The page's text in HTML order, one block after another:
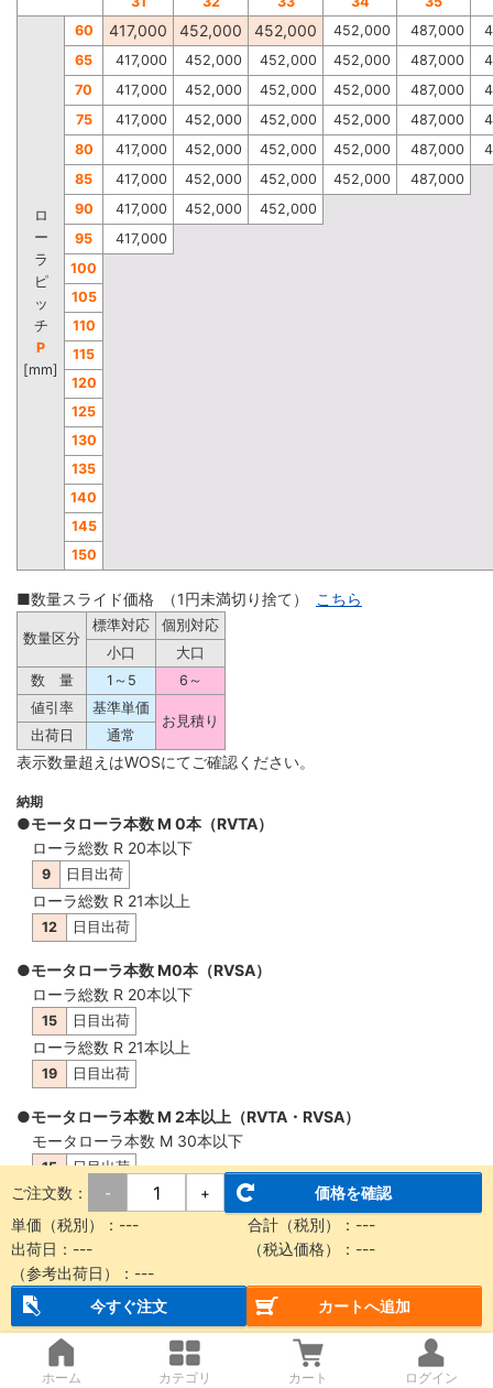
ロ
ー
ラ
ピ
ッ
チ
P
[mm]
60 417,000 452,000 452,000 452,000 487,000
65
417,000 452,000 452,000 452,000 487,000
70
417,000 452,000 452,000 452,000 487,000
75
417,000 452,000 452,000 452,000 487,000
80
417,000 452,000 452,000 452,000 487,000
85
417,000 452,000 452,000 452,000
487,000
90
417,000 452,000
452,000
95
417,000
100
105
110
115
120
125
130
135
140
145
150
■数量スライド価格 （1円未満切り捨て） こちら
数量区分
標準対応
個別対応
小口
大口
数 量
1～5
6～
値引率
基準単価
お見積り
出荷日
通常
表示数量超えはWOSにてご確認ください。
納期
●モータローラ本数 M 0本（RVTA）
ローラ総数 R 20本以下
9 日目出荷
ローラ総数 R 21本以上
12 日目出荷
●モータローラ本数 M0本（RVSA）
ローラ総数 R 20本以下
15 日目出荷
ローラ総数 R 21本以上
19 日目出荷
●モータローラ本数 M 2本以上（RVTA・RVSA）
モータローラ本数 M 30本以下
15 日目出荷
モータローラ本数 M 31本以上
19 日目出荷
概要・仕様
【納品に関する注意事項】
ご注文数： - +
価格を確認
単価（税別）： --- 合計（税別）： ---
出荷日： --- （税込価格）： ---
（参考出荷日）： ---
今すぐ注文
カートへ追加
ホーム カテゴリ カート ログイン